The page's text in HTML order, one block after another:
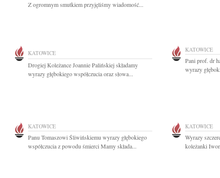
Z ogromnym smutkiem przyjęliśmy wiadomość...
KATOWICE
Drogiej Koleżance Joannie Palińskiej składamy
wyrazy głębokiego współczucia oraz słowa...
KATOWICE
Pani prof. dr
wyrazy
KATOWICE
Panu Tomaszowi Śliwińskiemu wyrazy głębokiego
współczucia z powodu śmierci Mamy składa...
KATOWICE
Wyrazy
koleżanki